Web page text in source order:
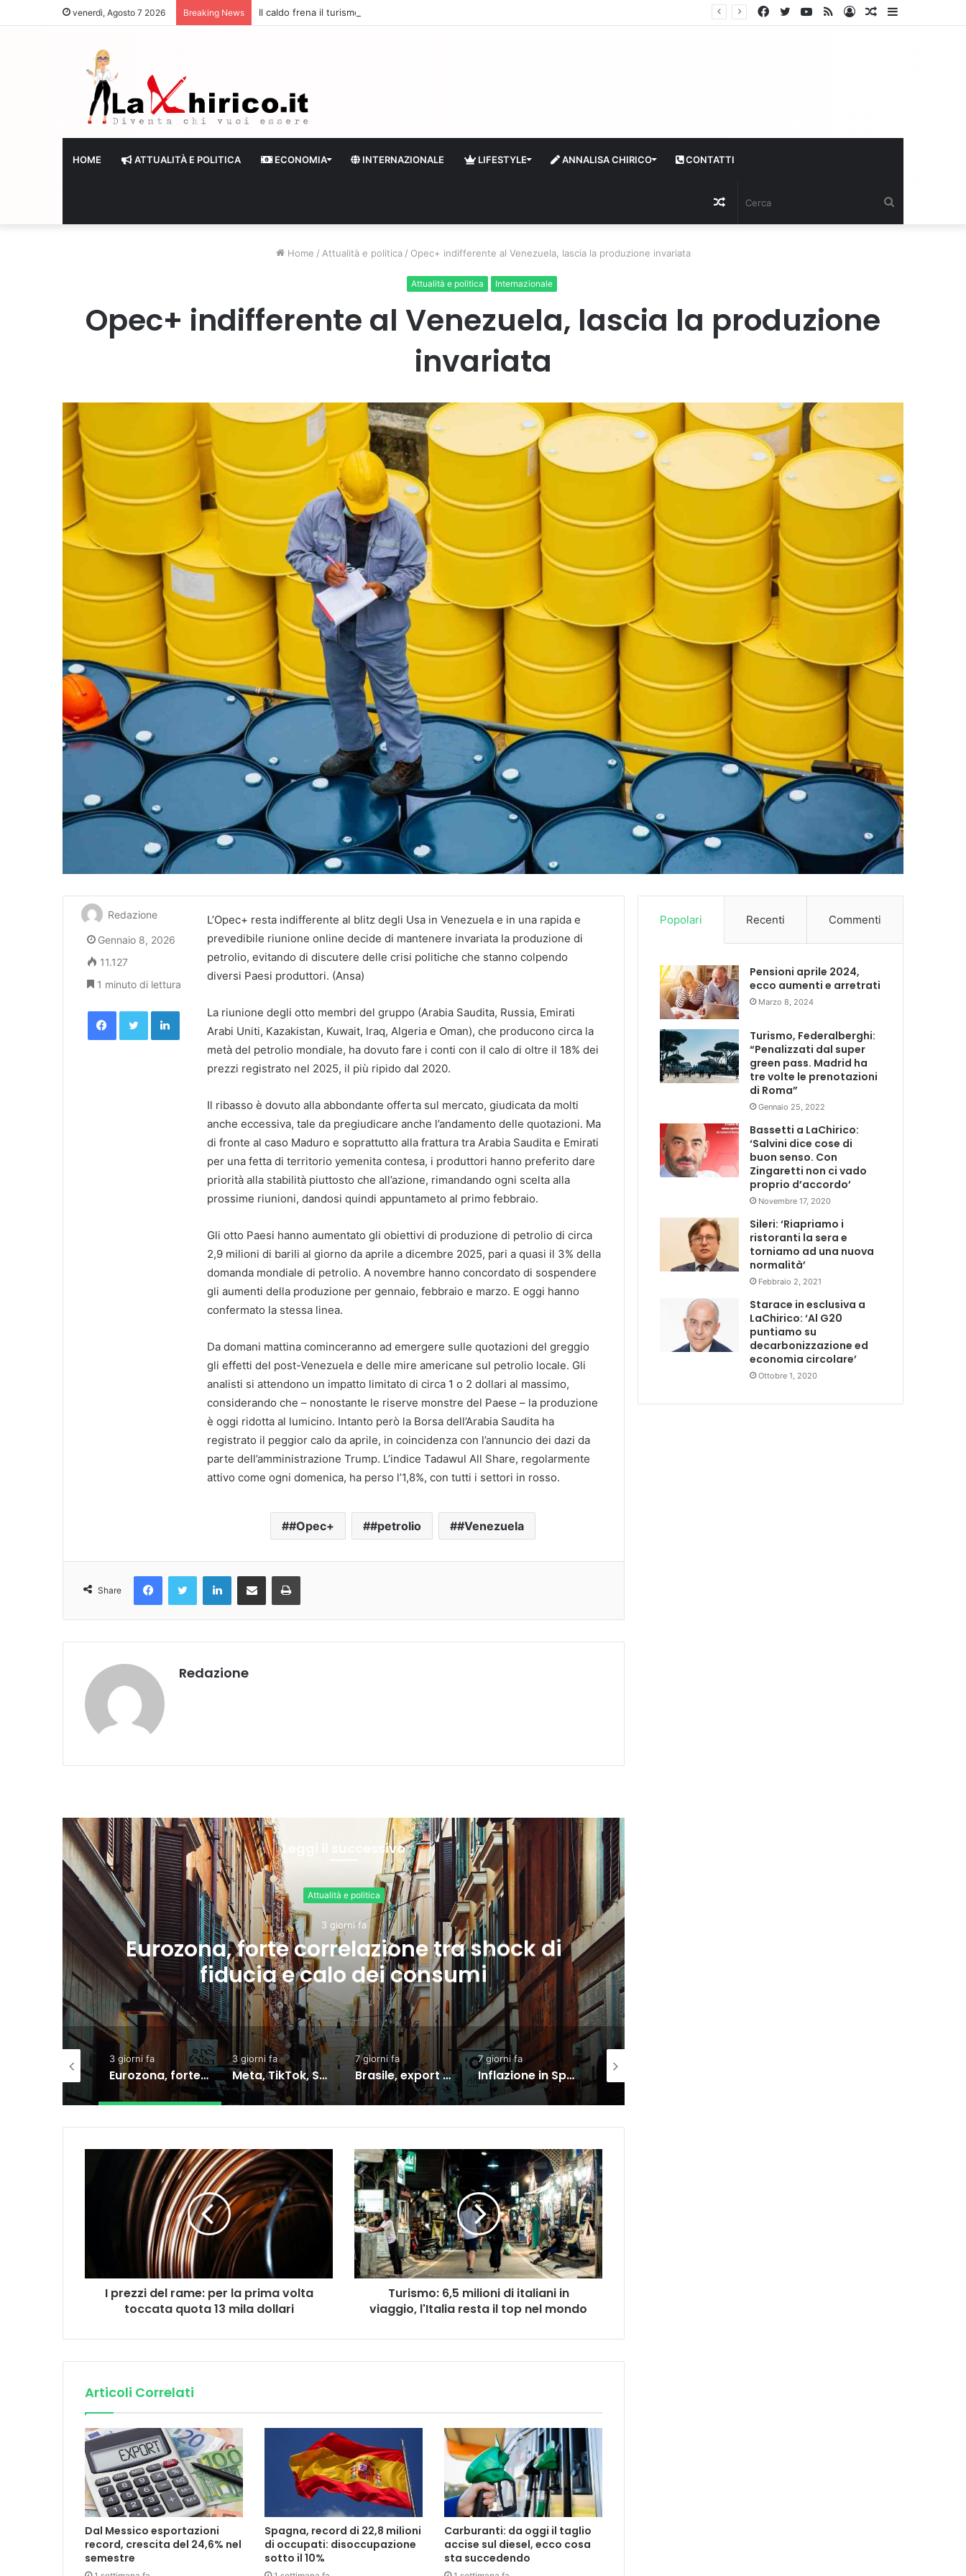
venerdì, Agosto 7 2026 Breaking News Il caldo frena il turismo a Firenze: una prima ripresa solo a settembre
Articolo
Log
RSS
YouTube
Twitter
Facebook
HOME ATTUALITÀ E POLITICA ECONOMIA INTERNAZIONALE LIFESTYLE ANNALISA CHIRICO CONTATTI
Articolo
Home / Attualità e politica / Opec+ indifferente al Venezuela, lascia la produzione invariata
Attualità e politica Internazionale
Opec+ indifferente al Venezuela, lascia la produzione
invariata
L’Opec+ resta indifferente al blitz degli Usa in Venezuela e in una rapida e
prevedibile riunione online decide di mantenere invariata la produzione di
petrolio, evitando di discutere delle crisi politiche che stanno colpendo
diversi Paesi produttori. (Ansa)
La riunione degli otto membri del gruppo (Arabia Saudita, Russia, Emirati
Arabi Uniti, Kazakistan, Kuwait, Iraq, Algeria e Oman), che producono circa la
metà del petrolio mondiale, ha dovuto fare i conti con il calo di oltre il 18% dei
prezzi registrato nel 2025, il più ripido dal 2020.
Il ribasso è dovuto alla abbondante offerta sul mercato, giudicata da molti
anche eccessiva, tale da pregiudicare anche l’andamento delle quotazioni. Ma
di fronte al caso Maduro e soprattutto alla frattura tra Arabia Saudita e Emirati
per una fetta di territorio yemenita contesa, i produttori hanno preferito dare
priorità alla stabilità piuttosto che all’azione, rimandando ogni scelta alla
prossime riunioni, dandosi quindi appuntameto al primo febbraio.
Gli otto Paesi hanno aumentato gli obiettivi di produzione di petrolio di circa
2,9 milioni di barili al giorno da aprile a dicembre 2025, pari a quasi il 3% della
domanda mondiale di petrolio. A novembre hanno concordato di sospendere
gli aumenti della produzione per gennaio, febbraio e marzo. E oggi hanno
confermato la stessa linea.
Da domani mattina cominceranno ad emergere sulle quotazioni del greggio
gli effetti del post-Venezuela e delle mire americane sul petrolio locale. Gli
analisti si attendono un impatto limitato di circa 1 o 2 dollari al massimo,
considerando che – nonostante le riserve monstre del Paese – la produzione
è oggi ridotta al lumicino. Intanto però la Borsa dell’Arabia Saudita ha
registrato il peggior calo da aprile, in coincidenza con l’annuncio dei dazi da
parte dell’amministrazione Trump. L’indice Tadawul All Share, regolarmente
attivo come ogni domenica, ha perso l’1,8%, con tutti i settori in rosso.
#Opec+ #petrolio #Venezuela
Redazione
Gennaio 8, 2026
11.127
1 minuto di lettura
Facebook Twitter LinkedIn
Share
Redazione
Leggi il successivo
shock di
Attualità e politica
3 giorni fa
Meta, TikTok, Snap e YouTube affrontano
una nuova causa legale negli Stati Uniti
Eurozona, forte correlazione tra shock di fiducia e calo dei consumi
3 giorni fa
Meta, TikTok, Snap e YouTube affrontano una nuova causa legale negli Stati Uniti
7 giorni fa
Brasile, export verso l’Ue in crescita dall’accordo con il Mercosur
7 giorni fa
Inflazione in Spagna in rialzo al 3,5% a luglio per carburanti ed elettricità
2 giorni fa
I prezzi del rame: per la prima volta
toccata quota 13 mila dollari
Turismo: 6,5 milioni di italiani in
viaggio, l'Italia resta il top nel mondo
Articoli Correlati
Dal Messico esportazioni
record, crescita del 24,6% nel
semestre
Spagna, record di 22,8 milioni
di occupati: disoccupazione
sotto il 10%
Carburanti: da oggi il taglio
accise sul diesel, ecco cosa
sta succedendo
Popolari Recenti Commenti
Pensioni aprile 2024,
ecco aumenti e arretrati
Marzo 8, 2024
Turismo, Federalberghi:
“Penalizzati dal super
green pass. Madrid ha
tre volte le prenotazioni
di Roma”
Gennaio 25, 2022
Bassetti a LaChirico:
‘Salvini dice cose di
buon senso. Con
Zingaretti non ci vado
proprio d’accordo’
Novembre 17, 2020
Sileri: ‘Riapriamo i
ristoranti la sera e
torniamo ad una nuova
normalità’
Febbraio 2, 2021
Starace in esclusiva a
LaChirico: ‘Al G20
puntiamo su
decarbonizzazione ed
economia circolare’
Ottobre 1, 2020